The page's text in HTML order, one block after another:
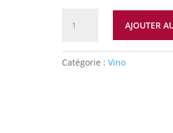
bouteilles
AJOUTER
Catégorie : Vino